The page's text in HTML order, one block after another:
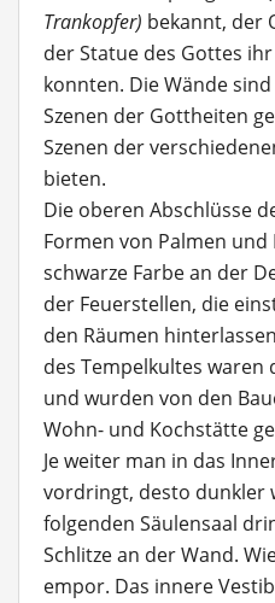
Trankopfer) bekannt, der
der Statue des Gottes
konnten. Die Wände
Szenen der Gottheiten
Szenen der
bieten.
Die oberen Abschlüsse
Formen von Palmen
schwarze Farbe an der
der Feuerstellen, die
den Räumen
des Tempelkultes waren
und wurden von den
Wohn- und Kochstätte
Je weiter man in das
vordringt, desto dunkler
folgenden Säulensaal
Schlitze an der Wand.
empor. Das innere